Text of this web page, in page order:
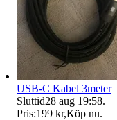
USB-C Kabel 3meter
Sluttid28 aug 19:58.
Pris:199 kr,Köp nu.